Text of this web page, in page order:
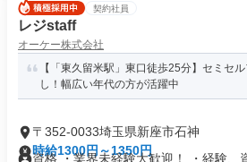
契約社員
レジstaff
オーケー株式会社
【「東久留米駅」東口徒歩25分】セミセ
し！幅広い年代の方が活躍中
〒352-0033埼玉県新座市石神
時給1300円～1350円
資格 ・業界未経験大歓迎！ ・経験、